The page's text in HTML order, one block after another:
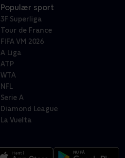
Populær sport
3F Superliga
Tour de France
FIFA VM 2026
A Liga
ATP
WTA
NFL
Serie A
Diamond League
La Vuelta